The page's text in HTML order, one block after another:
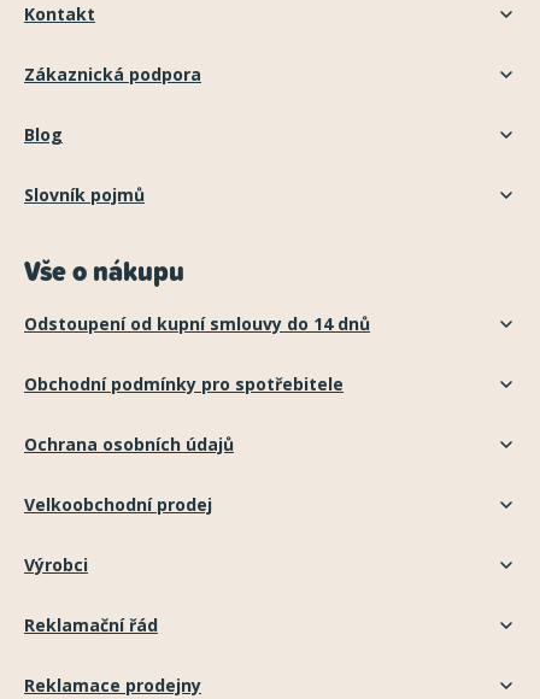
Kontakt
Zákaznická podpora
Blog
Slovník pojmů
Vše o nákupu
Odstoupení od kupní smlouvy do 14 dnů
Obchodní podmínky pro spotřebitele
Ochrana osobních údajů
Velkoobchodní prodej
Výrobci
Reklamační řád
Reklamace prodejny